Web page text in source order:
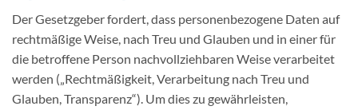
Der Gesetzgeber fordert, dass personenbezogene Daten auf
rechtmäßige Weise, nach Treu und Glauben und in einer für
die betroffene Person nachvollziehbaren Weise verarbeitet
werden („Rechtmäßigkeit, Verarbeitung nach Treu und
Glauben, Transparenz“). Um dies zu gewährleisten,